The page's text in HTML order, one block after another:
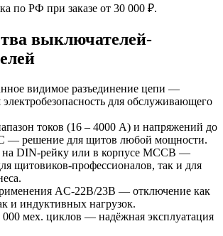
по РФ при заказе от 30 000 ₽.
выключателей-
видимое разъединение цепи —
для обслуживающего
токов (16 – 4000 А) и напряжений до
— решение для щитов любой мощности.
DIN-рейку или в корпусе MCCB —
щитовиков-профессионалов, так и для
AC-22В/23B — отключение как
и индуктивных нагрузок.
000 мех. циклов — надёжная эксплуатация